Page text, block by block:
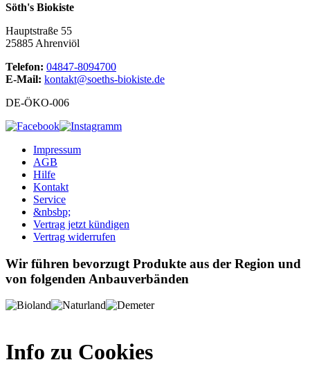
Söth's Biokiste
Hauptstraße 55
25885 Ahrenviöl
Telefon: 04847-8094700
E-Mail: kontakt@soeths-biokiste.de
DE-ÖKO-006
Impressum
AGB
Hilfe
Kontakt
Service
&nbsbp;
Vertrag jetzt kündigen
Vertrag widerrufen
Wir führen bevorzugt Produkte aus der Region und
von folgenden Anbauverbänden
Info zu Cookies